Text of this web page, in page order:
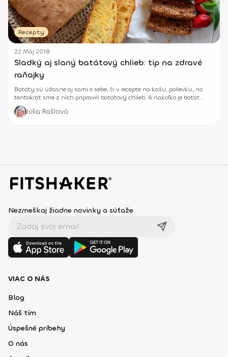
Recepty
22 Máj 2018
Sladký aj slaný batátový chlieb: tip na zdravé
raňajky
Batáty sú úžasne aj sami o sebe, či v recepte na kašu, polievku, no
tentokrát sme z nich pripravili batátový chlieb. A nakoľko je batát
sladký, skúsili sme verziu na slano aj na sladko.
Júlia Rašlová
Nezmeškaj žiadne novinky a súťaže
VIAC O NÁS
Blog
Náš tím
Úspešné príbehy
O nás